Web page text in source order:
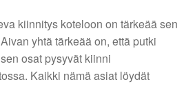
kiinnitys koteloon on tärkeää sen
yhtä tärkeää on, että putki
osat pysyvät kiinni
Kaikki nämä asiat löydät